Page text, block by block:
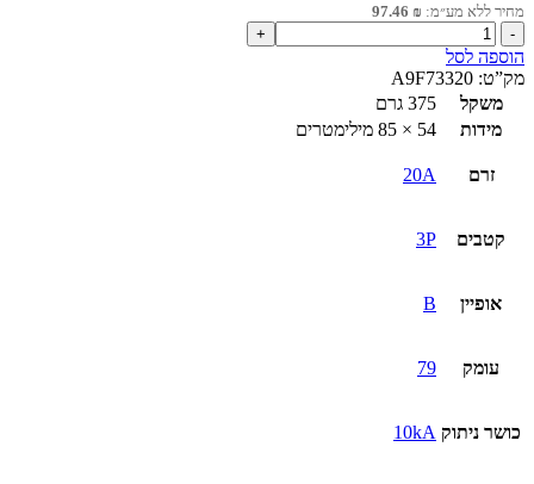
מחיר ללא מע״מ: 97.46 ₪
כמות
של
מא"ז
3P
iC60N
20A
הוספה לסל
מק”ט: A9F73320
משקל
375 גרם
מידות
54 × 85 מילימטרים
זרם 20A
קטבים 3P
אופיין B
עומק 79
כושר ניתוק 10kA